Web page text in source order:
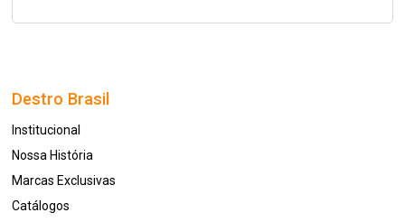
Destro Brasil
Institucional
Nossa História
Marcas Exclusivas
Catálogos